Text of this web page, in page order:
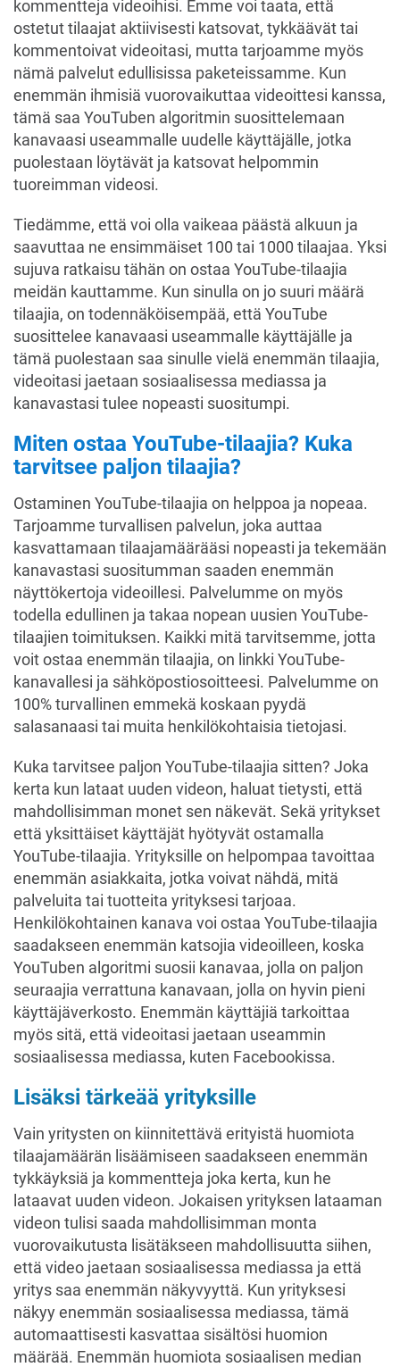
kommentteja videoihisi. Emme voi taata, että
ostetut tilaajat aktiivisesti katsovat, tykkäävät tai
kommentoivat videoitasi, mutta tarjoamme myös
nämä palvelut edullisissa paketeissamme. Kun
enemmän ihmisiä vuorovaikuttaa videoittesi kanssa,
tämä saa YouTuben algoritmin suosittelemaan
kanavaasi useammalle uudelle käyttäjälle, jotka
puolestaan löytävät ja katsovat helpommin
tuoreimman videosi.
Tiedämme, että voi olla vaikeaa päästä alkuun ja
saavuttaa ne ensimmäiset 100 tai 1000 tilaajaa. Yksi
sujuva ratkaisu tähän on ostaa YouTube-tilaajia
meidän kauttamme. Kun sinulla on jo suuri määrä
tilaajia, on todennäköisempää, että YouTube
suosittelee kanavaasi useammalle käyttäjälle ja
tämä puolestaan saa sinulle vielä enemmän tilaajia,
videoitasi jaetaan sosiaalisessa mediassa ja
kanavastasi tulee nopeasti suositumpi.
Miten ostaa YouTube-tilaajia? Kuka
tarvitsee paljon tilaajia?
Ostaminen YouTube-tilaajia on helppoa ja nopeaa.
Tarjoamme turvallisen palvelun, joka auttaa
kasvattamaan tilaajamäärääsi nopeasti ja tekemään
kanavastasi suositumman saaden enemmän
näyttökertoja videoillesi. Palvelumme on myös
todella edullinen ja takaa nopean uusien YouTube-
tilaajien toimituksen. Kaikki mitä tarvitsemme, jotta
voit ostaa enemmän tilaajia, on linkki YouTube-
kanavallesi ja sähköpostiosoitteesi. Palvelumme on
100% turvallinen emmekä koskaan pyydä
salasanaasi tai muita henkilökohtaisia tietojasi.
Kuka tarvitsee paljon YouTube-tilaajia sitten? Joka
kerta kun lataat uuden videon, haluat tietysti, että
mahdollisimman monet sen näkevät. Sekä yritykset
että yksittäiset käyttäjät hyötyvät ostamalla
YouTube-tilaajia. Yrityksille on helpompaa tavoittaa
enemmän asiakkaita, jotka voivat nähdä, mitä
palveluita tai tuotteita yrityksesi tarjoaa.
Henkilökohtainen kanava voi ostaa YouTube-tilaajia
saadakseen enemmän katsojia videoilleen, koska
YouTuben algoritmi suosii kanavaa, jolla on paljon
seuraajia verrattuna kanavaan, jolla on hyvin pieni
käyttäjäverkosto. Enemmän käyttäjiä tarkoittaa
myös sitä, että videoitasi jaetaan useammin
sosiaalisessa mediassa, kuten Facebookissa.
Lisäksi tärkeää yrityksille
Vain yritysten on kiinnitettävä erityistä huomiota
tilaajamäärän lisäämiseen saadakseen enemmän
tykkäyksiä ja kommentteja joka kerta, kun he
lataavat uuden videon. Jokaisen yrityksen lataaman
videon tulisi saada mahdollisimman monta
vuorovaikutusta lisätäkseen mahdollisuutta siihen,
että video jaetaan sosiaalisessa mediassa ja että
yritys saa enemmän näkyvyyttä. Kun yrityksesi
näkyy enemmän sosiaalisessa mediassa, tämä
automaattisesti kasvattaa sisältösi huomion
määrää. Enemmän huomiota sosiaalisen median